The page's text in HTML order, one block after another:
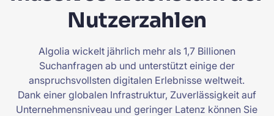
Nutzerzahlen
Algolia wickelt jährlich mehr als 1,7 Billionen
Suchanfragen ab und unterstützt einige der
anspruchsvollsten digitalen Erlebnisse weltweit.
Dank einer globalen Infrastruktur, Zuverlässigkeit auf
Unternehmensniveau und geringer Latenz können Sie